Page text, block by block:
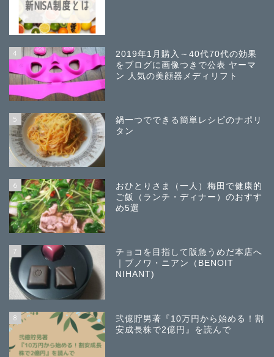
4
2019年1月購入～40代70代の効果
をブログに画像つきで公表 ヤーマ
ン 人気の美顔器メディリフト
5
鍋一つでできる簡単レシピのナポリ
タン
6
おひとりさま（一人）梅田で健康的
ご飯（ランチ・ディナー）のおすす
め5選
7
チョコを目指して阪急うめだ本店へ
｜ブノワ・ニアン（BENOIT
NIHANT)
8
弐億貯男著『10万円から始める！割
安成長株で2億円』を読んで